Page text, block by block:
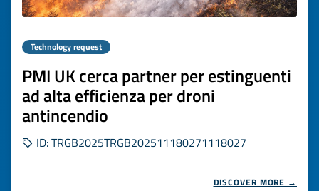
Technology request
PMI UK cerca partner per estinguenti
ad alta efficienza per droni
antincendio
ID: TRGB2025TRGB202511180271118027
DISCOVER MORE →